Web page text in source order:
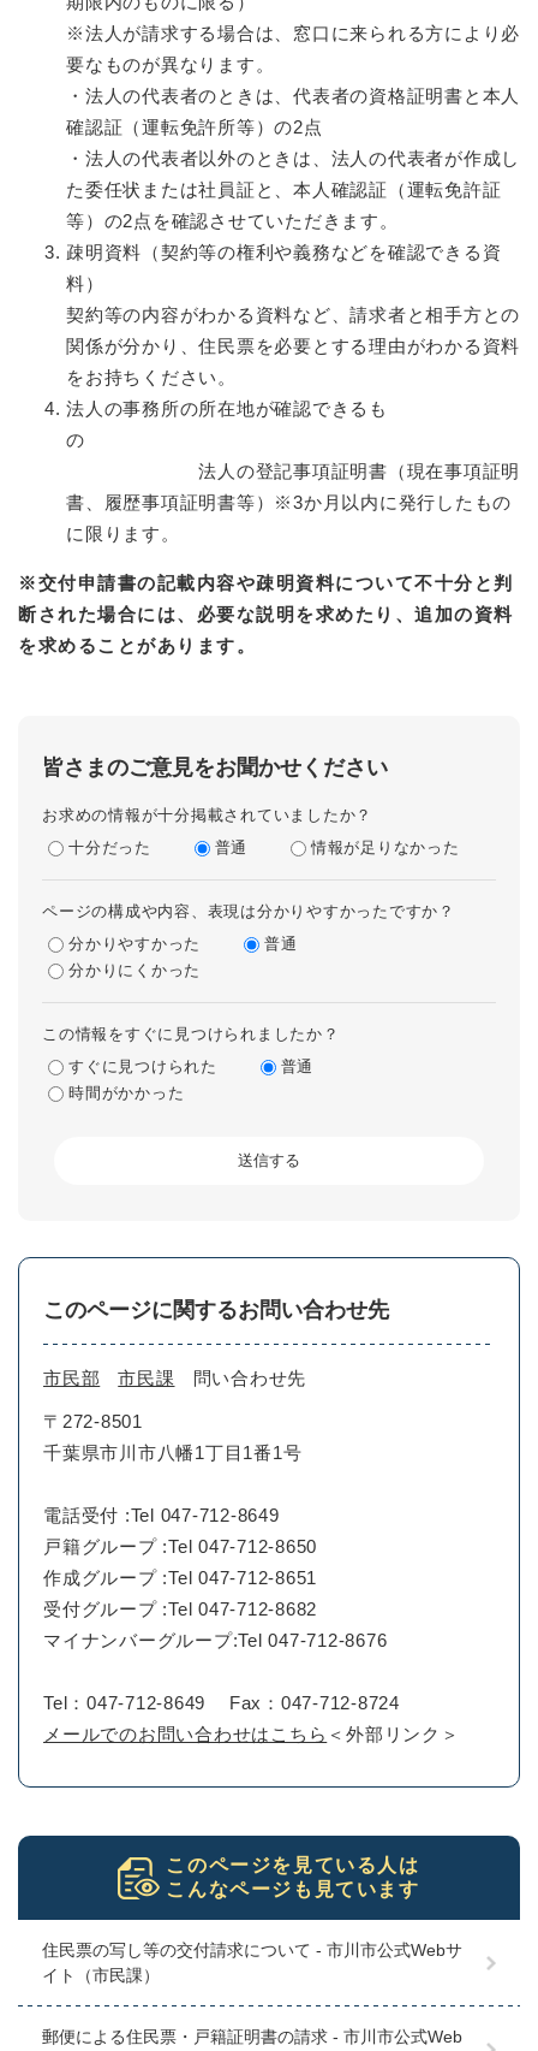
※法人が請求する場合は、窓口に来られる方により必
要なものが異なります。
・法人の代表者のときは、代表者の資格証明書と本人
確認証（運転免許所等）の2点
・法人の代表者以外のときは、法人の代表者が作成し
た委任状または社員証と、本人確認証（運転免許証
等）の2点を確認させていただきます。
疎明資料（契約等の権利や義務などを確認できる資
料）
契約等の内容がわかる資料など、請求者と相手方との
関係が分かり、住民票を必要とする理由がわかる資料
をお持ちください。
法人の事務所の所在地が確認できるも
の
法人の登記事項証明書（現在事項証明
書、履歴事項証明書等）※3か月以内に発行したもの
に限ります。
※交付申請書の記載内容や疎明資料について不十分と判
断された場合には、必要な説明を求めたり、追加の資料
を求めることがあります。
皆さまのご意見をお聞かせください
お求めの情報が十分掲載されていましたか？
十分だった
普通 情報が足りなかった
ページの構成や内容、表現は分かりやすかったですか？
分かりやすかった
普通
分かりにくかった
この情報をすぐに見つけられましたか？
すぐに見つけられた
普通
時間がかかった
このページに関するお問い合わせ先
市民部 市民課 問い合わせ先
〒272-8501
千葉県市川市八幡1丁目1番1号
電話受付 :Tel 047-712-8649
戸籍グループ :Tel 047-712-8650
作成グループ :Tel 047-712-8651
受付グループ :Tel 047-712-8682
マイナンバーグループ:Tel 047-712-8676
Tel：047-712-8649
Fax：047-712-8724
メールでのお問い合わせはこちら ＜外部リンク＞
このページを見ている人は
こんなページも見ています
住民票の写し等の交付請求について - 市川市公式Webサ
イト（市民課）
郵便による住民票・戸籍証明書の請求 - 市川市公式Web